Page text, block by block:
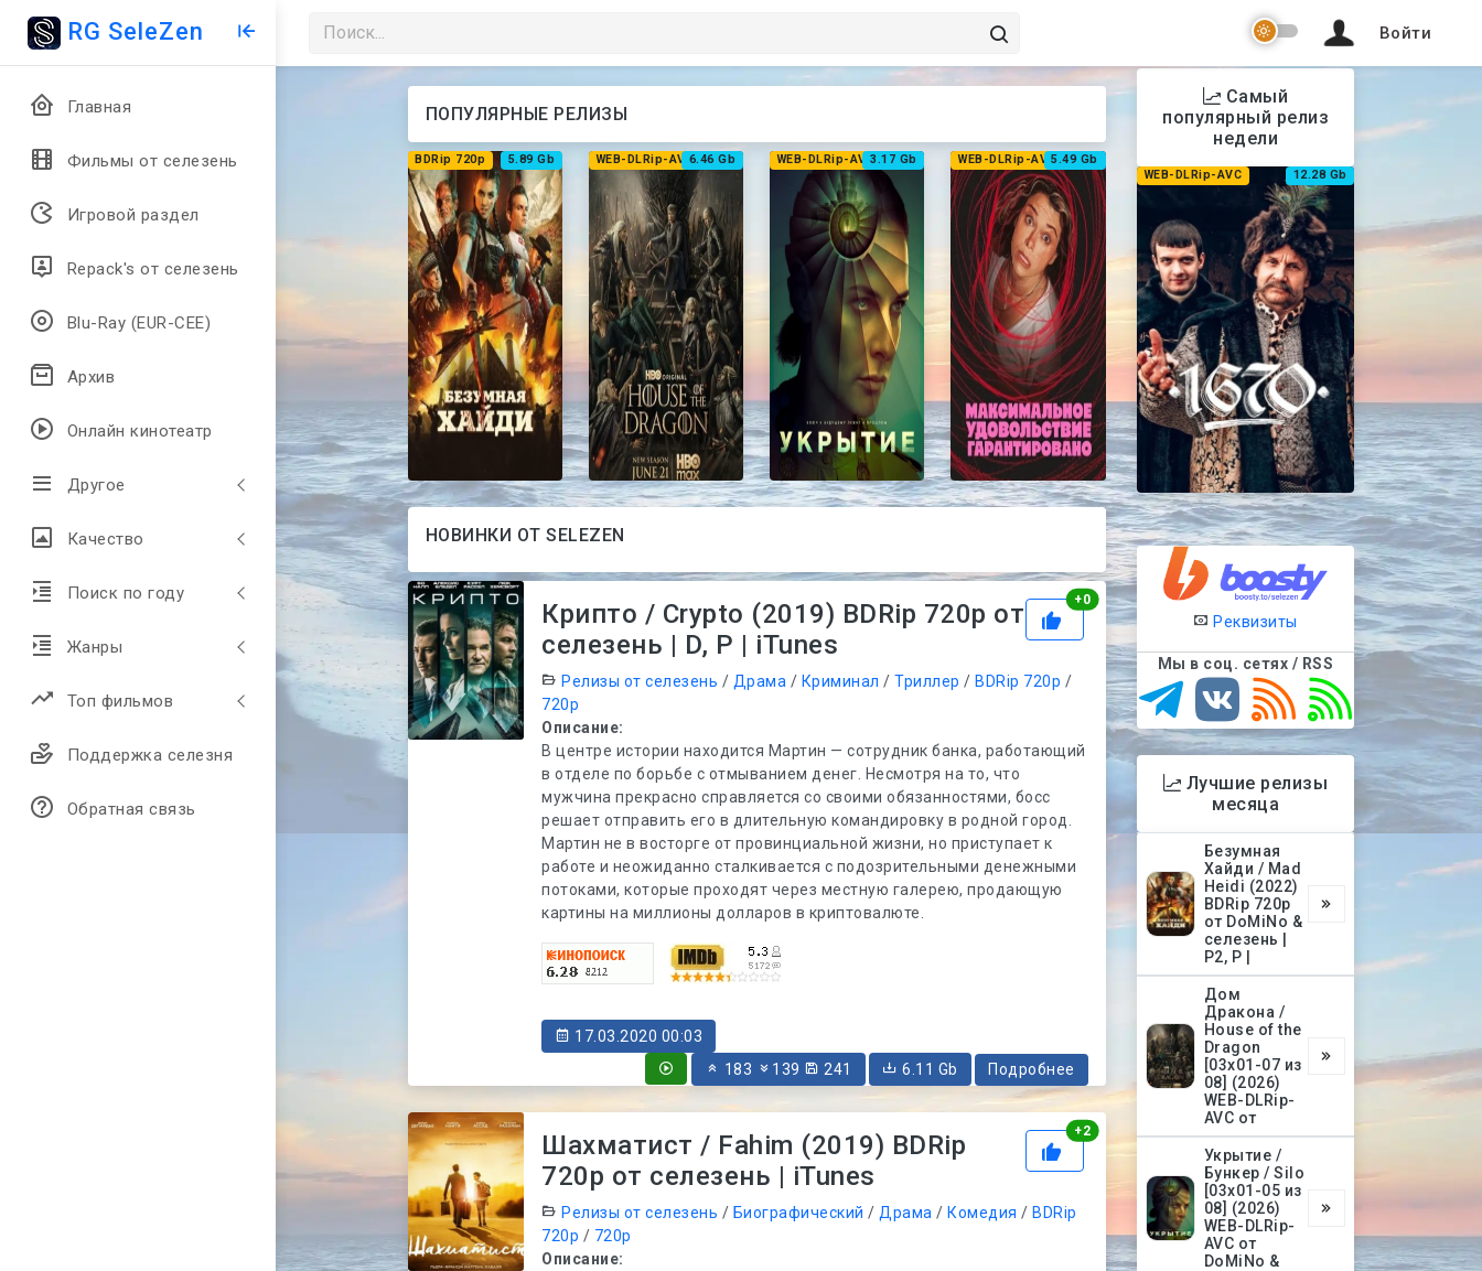
RG SeleZen
Главная
Фильмы от селезень
Игровой раздел
Repack's от селезень
Blu-Ray (EUR-CEE)
Архив
Онлайн кинотеатр
Другое
Качество
Поиск по году
Жанры
Топ фильмов
Поддержка селезня
Обратная связь
Войти
ПОПУЛЯРНЫЕ РЕЛИЗЫ
BDRip 720p 5.89 Gb WEB-DLRip-AVC6.46 Gb WEB-DLRip-AVC3.17 Gb WEB-DLRip-AVC5.49 Gb
НОВИНКИ ОТ SELEZEN
+0Рейтинг
Крипто / Crypto (2019) BDRip 720p от
селезень | D, P | iTunes
Релизы от селезень / Драма / Криминал /Триллер /BDRip 720p /
720p
Описание:
В центре истории находится Мартин — сотрудник банка, работающий
в отделе по борьбе с отмыванием денег. Несмотря на то, что
мужчина прекрасно справляется со своими обязанностями, босс
решает отправить его в длительную командировку в родной город.
Мартин не в восторге от провинциальной жизни, но приступает к
работе и неожиданно сталкивается с подозрительными денежными
потоками, которые проходят через местную галерею, продающую
картины на миллионы долларов в криптовалюте.
17.03.2020 00:03
183
139 241 6.11 Gb Подробнее
+2Рейтинг
Шахматист / Fahim (2019) BDRip
720p от селезень | iTunes
Релизы от селезень / Биографический / Драма /Комедия /BDRip
720p / 720p
Описание:
Самый
популярный релиз
недели
WEB-DLRip-AVC 12.28 Gb
Реквизиты
Мы в соц. сетях / RSS
Лучшие релизы
месяца
Безумная
Хайди / Mad
Heidi (2022)
BDRip 720p
от DoMiNo &
селезень |
P2, P |
Дом
Дракона /
House of the
Dragon
[03х01-07 из
08] (2026)
WEB-DLRip-
AVC от
Укрытие /
Бункер / Silo
[03х01-05 из
08] (2026)
WEB-DLRip-
AVC от
DoMiNo &